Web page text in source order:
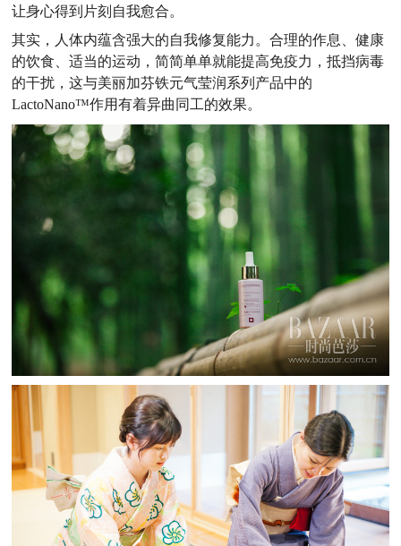
让身心得到片刻自我愈合。
其实，人体内蕴含强大的自我修复能力。合理的作息、健康
的饮食、适当的运动，简简单单就能提高免疫力，抵挡病毒
的干扰，这与美丽加芬铁元气莹润系列产品中的
LactoNano™作用有着异曲同工的效果。